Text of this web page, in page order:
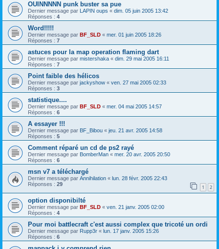
OUINNNNN punk buster sa pue
Dernier message par LAPIN oups « dim. 05 juin 2005 13:42
Réponses : 4
Word!!!!!
Dernier message par BF_SLD « mer. 01 juin 2005 18:26
Réponses : 7
astuces pour la map operation flaming dart
Dernier message par mistershaka « dim. 29 mai 2005 16:11
Réponses : 7
Point faible des hélicos
Dernier message par jackyshow « ven. 27 mai 2005 02:33
Réponses : 3
statistique....
Dernier message par BF_SLD « mer. 04 mai 2005 14:57
Réponses : 6
A essayer !!!
Dernier message par BF_Bibou « jeu. 21 avr. 2005 14:58
Réponses : 5
Comment réparé un cd de ps2 rayé
Dernier message par BomberMan « mer. 20 avr. 2005 20:50
Réponses : 6
msn v7 a téléchargé
Dernier message par Annihilation « lun. 28 févr. 2005 22:43
Réponses : 29 1 2
option disponibilté
Dernier message par BF_SLD « ven. 21 janv. 2005 02:00
Réponses : 4
Pour moi battlecraft c'est aussi complex que tricoté un ordi
Dernier message par Rupp3r « lun. 17 janv. 2005 15:26
Réponses : 6